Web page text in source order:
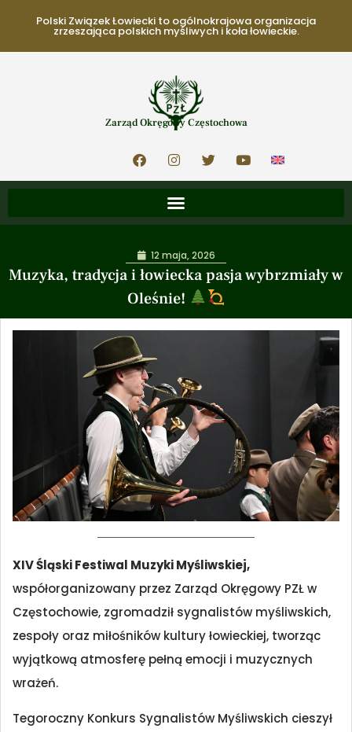
Polski Związek Łowiecki to ogólnokrajowa organizacja
zrzeszająca polskich myśliwych i koła łowieckie.
Zarząd Okręgowy Częstochowa
Muzyka, tradycja i łowiecka pasja wybrzmiały w
Oleśnie!
12 maja, 2026
XIV Śląski Festiwal Muzyki Myśliwskiej,
współorganizowany przez Zarząd Okręgowy PZŁ w
Częstochowie, zgromadził sygnalistów myśliwskich,
zespoły oraz miłośników kultury łowieckiej, tworząc
wyjątkową atmosferę pełną emocji i muzycznych
wrażeń.
Tegoroczny Konkurs Sygnalistów Myśliwskich cieszył